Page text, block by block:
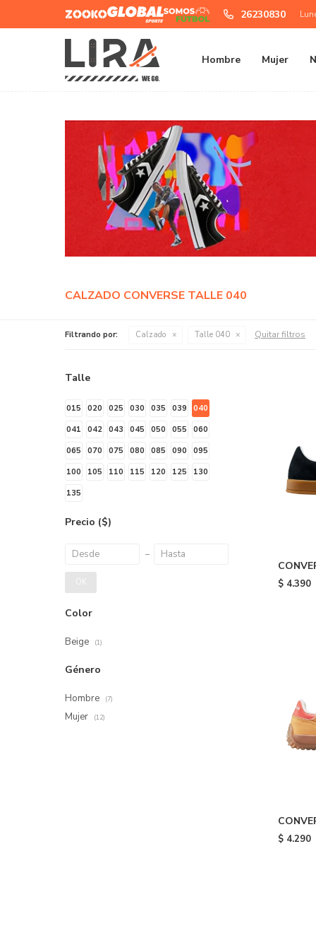
Hombre Mujer
Futbol
26230830
CALZADO CONVERSE TALLE 040
Filtrando por: Calzado Talle 040 Quitar filtros
Black
$ 4.390
OX -
$ 4.290
Talle
015 020 025 030 035 039
040
041
042 043 045 050 055
060
065
070 075 080 085 090
095
100
105 110 115 120 125
130
135
Precio ($)
OK
Color
Beige (1)
Género
Hombre (7)
Mujer (12)